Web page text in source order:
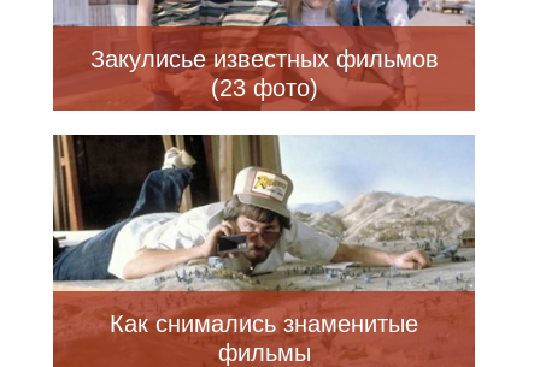
Закулисье известных фильмов
(23 фото)
Как снимались знаменитые
фильмы